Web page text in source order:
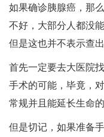
如果确诊胰腺癌，那
不好，大部分人都没
但是这也并不表示查
首先一定要去大医院
手术的可能，毕竟，
常规并且能延长生命的
但是切记，如果准备